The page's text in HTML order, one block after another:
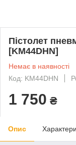
Пістолет
[KM44DHN]
Немає в наявності
Код: KM44DHN
1 750 ₴
Опис